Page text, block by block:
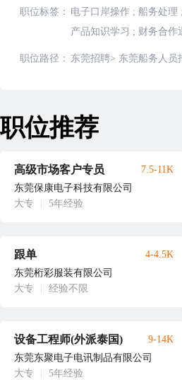
职位标签： 电子口岸操作 ; 船务处理 ;
产品知识学习 ; 财务合作
职位路径： 东莞招聘> 东莞船务人员
职位推荐
高级市场客户专员
东莞保康电子科技有限公司
大专
5年经验
7.5-11K
跟单
东莞桁彩服装有限公司
大专
经验不限
4-4.5K
设备工程师(外派泰国)
东莞东聚电子电讯制品有限公司
大专
5年经验
9-14K